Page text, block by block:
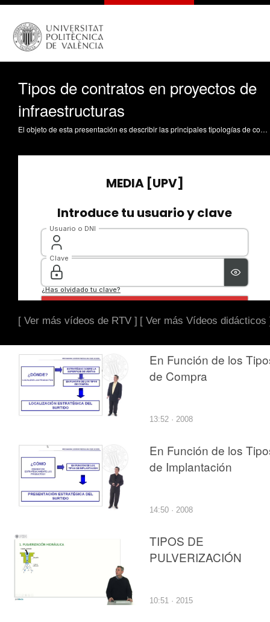
Tipos de contratos en proyectos de
infraestructuras
El objeto de esta presentación es describir las principales tipologías de contratos de grandes proyectos de infraestructuras o de proyectos singulares.
[ Ver más vídeos de RTV ] [ Ver más Vídeos didácticos
En Función de los
de Compra
13:52 · 2008
En Función de los
de Implantación
14:50 · 2008
TIPOS DE
PULVERIZACIÓN
10:51 · 2015